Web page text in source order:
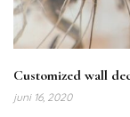
Customized wall
juni 16, 2020